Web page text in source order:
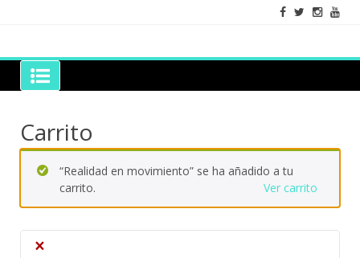
Grano de Sal
Libros para mantener viva la duda razonable
Carrito
“Realidad en movimiento” se ha añadido a tu
carrito.
Ver carrito
×